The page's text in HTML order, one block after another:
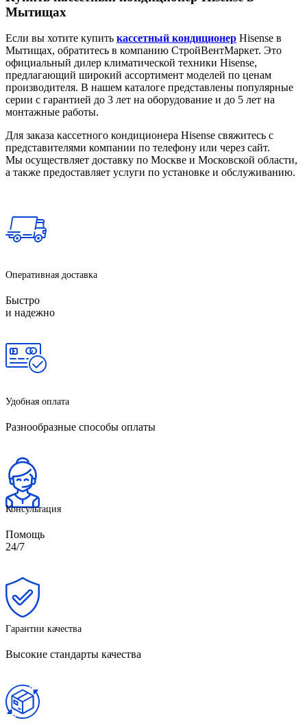
Мытищах
Если вы хотите купить кассетный кондиционер Hisense в
Мытищах, обратитесь в компанию СтройВентМаркет. Это
официальный дилер климатической техники Hisense,
предлагающий широкий ассортимент моделей по ценам
производителя. В нашем каталоге представлены популярные
серии с гарантией до 3 лет на оборудование и до 5 лет на
монтажные работы.
Для заказа кассетного кондиционера Hisense свяжитесь с
представителями компании по телефону или через сайт.
Мы осуществляет доставку по Москве и Московской области,
а также предоставляет услуги по установке и обслуживанию.
Оперативная доставка
Быстро
и надежно
Удобная оплата
Разнообразные способы оплаты
Консультация
Помощь
24/7
Гарантии качества
Высокие стандарты качества